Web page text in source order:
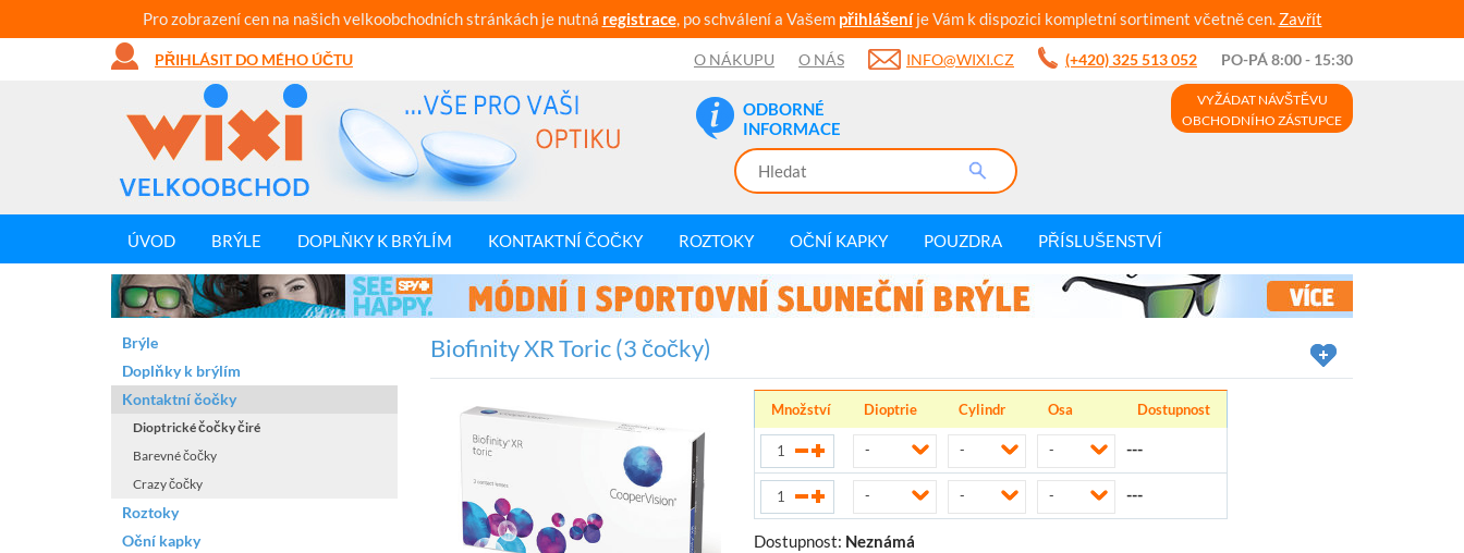
Pro zobrazení cen na našich velkoobchodních stránkách je nutná registrace, po schválení a Vašem přihlášeníje Vám k dispozici kompletní sortiment včetně cen. Zavřít
PŘIHLÁSIT DO MÉHO ÚČTU O NÁKUPU O NÁS INFO@WIXI.CZ (+420) 325 513 052 PO-PÁ 8:00 - 15:30
ODBORNÉ
INFORMACE
VYŽÁDAT NÁVŠTĚVU
OBCHODNÍHO ZÁSTUPCE
ÚVOD BRÝLE DOPLŇKY K BRÝLÍM KONTAKTNÍ ČOČKY ROZTOKY OČNÍ KAPKY POUZDRA PŘÍSLUŠENSTVÍ
Biofinity XR Toric (3 čočky)
Množství Dioptrie Cylindr Osa Dostupnost
- - - ---
- - - ---
Dostupnost: Neznámá
Brýle
Doplňky k brýlím
Kontaktní čočky
Dioptrické čočky čiré
Barevné čočky
Crazy čočky
Roztoky
Oční kapky